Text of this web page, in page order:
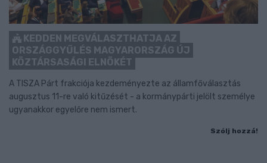
KEDDEN MEGVÁLASZTHATJA AZ
ORSZÁGGYŰLÉS MAGYARORSZÁG ÚJ
KÖZTÁRSASÁGI ELNÖKÉT
A TISZA Párt frakciója kezdeményezte az államfőválasztás
augusztus 11-re való kitűzését - a kormánypárti jelölt személye
ugyanakkor egyelőre nem ismert.
Szólj hozzá!